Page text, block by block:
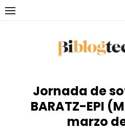
Saltar
Jornada de
BARATZ-EPI
marzo